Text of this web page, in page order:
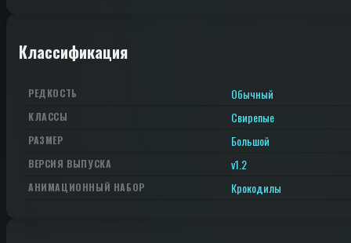
Классификация
РЕДКОСТЬ Обычный
КЛАССЫ Свирепые
РАЗМЕР Большой
ВЕРСИЯ ВЫПУСКА v1.2
АНИМАЦИОННЫЙ НАБОР Крокодилы